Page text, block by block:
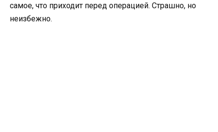
самое, что приходит перед операцией. Страшно, но
неизбежно.